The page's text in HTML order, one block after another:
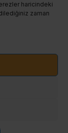
haricindeki
zaman